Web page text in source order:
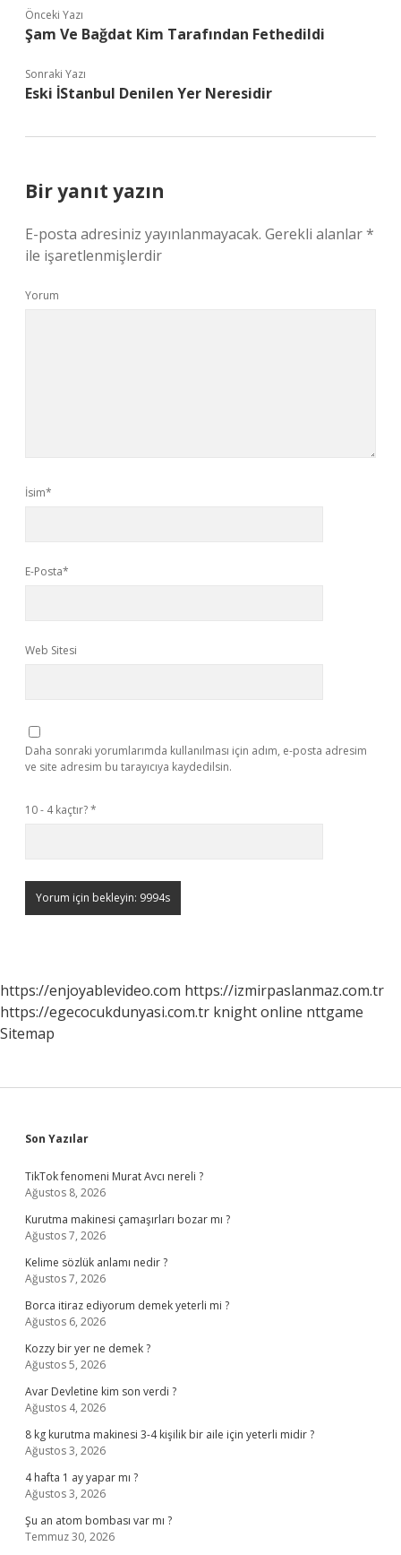
Önceki Yazı
Şam Ve Bağdat Kim Tarafından Fethedildi
Sonraki Yazı
Eski İStanbul Denilen Yer Neresidir
Bir yanıt yazın
E-posta adresiniz yayınlanmayacak. Gerekli alanlar*
ile işaretlenmişlerdir
Yorum
İsim*
E-Posta*
Web Sitesi
Daha sonraki yorumlarımda kullanılması için adım, e-posta adresim
ve site adresim bu tarayıcıya kaydedilsin.
10 - 4 kaçtır?*
https://enjoyablevideo.com https://izmirpaslanmaz.com.tr
https://egecocukdunyasi.com.tr knight online nttgame
Sitemap
Sidebar
Son Yazılar
TikTok fenomeni Murat Avcı nereli ?
Ağustos 8, 2026
Kurutma makinesi çamaşırları bozar mı ?
Ağustos 7, 2026
Kelime sözlük anlamı nedir ?
Ağustos 7, 2026
Borca itiraz ediyorum demek yeterli mi ?
Ağustos 6, 2026
Kozzy bir yer ne demek ?
Ağustos 5, 2026
Avar Devletine kim son verdi ?
Ağustos 4, 2026
8 kg kurutma makinesi 3-4 kişilik bir aile için yeterli midir ?
Ağustos 3, 2026
4 hafta 1 ay yapar mı ?
Ağustos 3, 2026
Şu an atom bombası var mı ?
Temmuz 30, 2026